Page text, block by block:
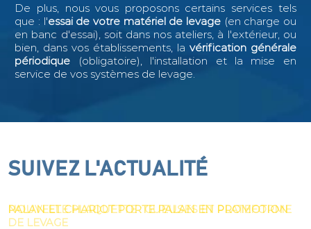
De plus, nous vous proposons certains services tels
que : l'essai de votre matériel de levage (en charge ou
en banc d'essai), soit dans nos ateliers, à l'extérieur, ou
bien, dans vos établissements, la vérification générale
périodique (obligatoire), l'installation et la mise en
service de vos systèmes de levage.
SUIVEZ L'ACTUALITÉ
NOUVELLE PLAQUETTE : PALONNIER DÉPORTÉ
SUIVEZ L'ACTUALITÉ
NOUVELLE PLAQUETTE : GUEUSES ET PLATEFORME
DE LEVAGE
SUIVEZ L'ACTUALITÉ
PALAN ET CHARIOT PORTE PALAN EN PROMOTION
SUIVEZ L'ACTUALITÉ
NOUVEAU : PALONNIER DE LEVAGE ROTATIF
MOTORISÉ 5 TONNES – MODÈLE M10M1